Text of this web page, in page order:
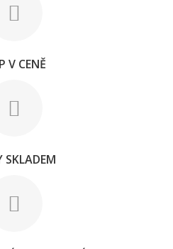
V CENĚ
SKLADEM